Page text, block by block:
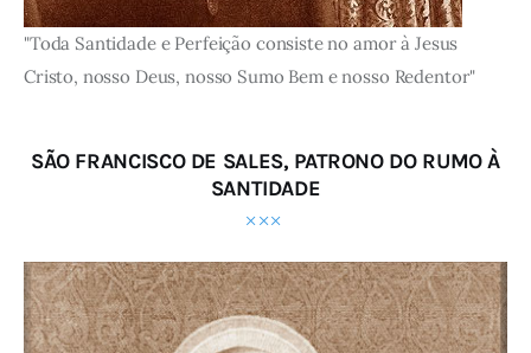
"Toda Santidade e Perfeição consiste no amor à Jesus
Cristo, nosso Deus, nosso Sumo Bem e nosso Redentor"
SÃO FRANCISCO DE SALES, PATRONO DO RUMO À
SANTIDADE